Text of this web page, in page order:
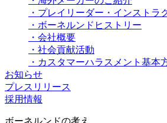
・プレイリーダー・インストラ
・ボーネルンドヒストリー
・会社概要
・社会貢献活動
・カスタマーハラスメント基本
お知らせ
プレスリリース
採用情報